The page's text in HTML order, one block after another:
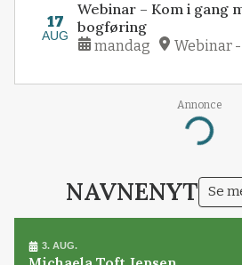
17
AUG
Webinar – Kom i gang
bogføring
mandag Webinar -
Annonce
Loading...
NAVNENYT Se
3. AUG.